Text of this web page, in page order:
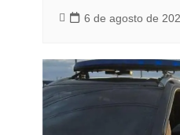
6 de agosto de